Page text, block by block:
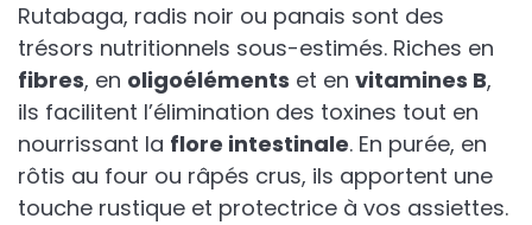
Rutabaga, radis noir ou panais sont des
trésors nutritionnels sous-estimés. Riches en
fibres, en oligoéléments et en vitamines B,
ils facilitent l’élimination des toxines tout en
nourrissant la flore intestinale. En purée, en
rôtis au four ou râpés crus, ils apportent une
touche rustique et protectrice à vos assiettes.